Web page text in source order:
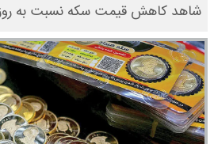
شاهد کاهش قیمت‌‌‌‌ سکه نسبت به